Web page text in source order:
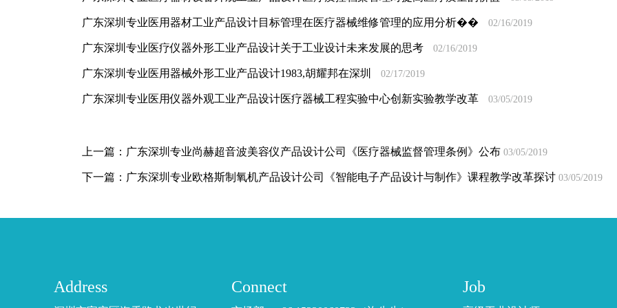
广东深圳专业医用器材工业产品设计目标管理在医疗器械维修管理的应用分析�� 02/16/2019
广东深圳专业医疗仪器外形工业产品设计关于工业设计未来发展的思考 02/16/2019
广东深圳专业医用器械外形工业产品设计1983,胡耀邦在深圳 02/17/2019
广东深圳专业医用仪器外观工业产品设计医疗器械工程实验中心创新实验教学改革 03/05/2019
上一篇： 广东深圳专业尚赫超音波美容仪产品设计公司《医疗器械监督管理条例》公布03/05/2019
下一篇： 广东深圳专业欧格斯制氧机产品设计公司《智能电子产品设计与制作》课程教学改革探讨03/05/2019
Address Connect Job